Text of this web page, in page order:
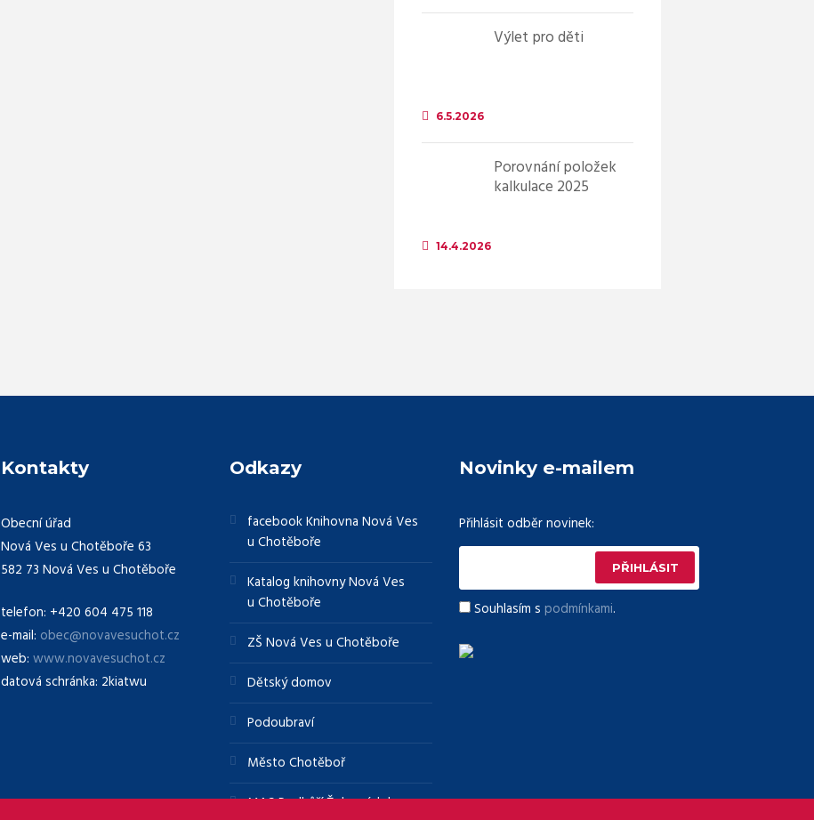
Výlet pro děti
6.5.2026
Porovnání položek
kalkulace 2025
14.4.2026
Kontakty
Obecní úřad
Nová Ves u Chotěboře 63
582 73 Nová Ves u Chotěboře
telefon: +420 604 475 118
e-mail: obec@novavesuchot.cz
web: www.novavesuchot.cz
datová schránka: 2kiatwu
Odkazy
facebook Knihovna Nová Ves
u Chotěboře
Katalog knihovny Nová Ves
u Chotěboře
ZŠ Nová Ves u Chotěboře
Dětský domov
Podoubraví
Město Chotěboř
MAS Podhůří Železných hor
Novinky e-mailem
Přihlásit odběr novinek:
Souhlasím s podmínkami.